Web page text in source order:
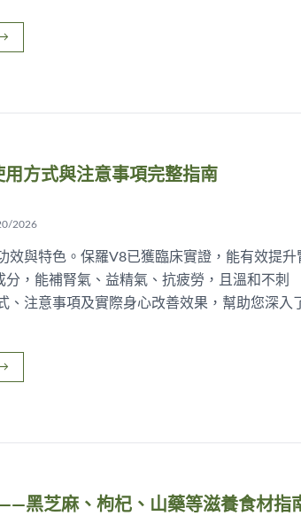
方式與注意事項完整指南
2026
效與特色。保羅V8已獲臨床實證，能有效提升
，能補腎氣、益精氣、抗疲勞，且溫和不刺
、注意事項及實際身心改善效果，幫助您深入
黑芝麻、枸杞、山藥等滋養食材指